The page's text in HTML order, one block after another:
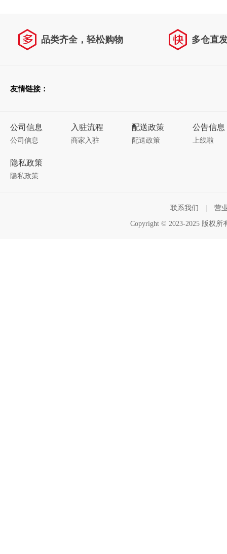
品类齐全，轻松购物 多仓直
友情链接：
公司信息
公司信息
入驻流程
商家入驻
配送政策
配送政策
公告信息
上线啦
隐私政策
隐私政策
联系我们 营
Copyright © 2023-2025 版权所